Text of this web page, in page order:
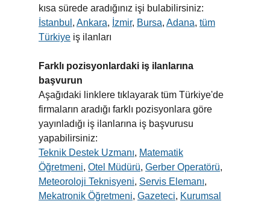
kısa sürede aradığınız işi bulabilirsiniz:
İstanbul , Ankara, İzmir, Bursa, Adana, tüm
Türkiye iş ilanları
Farklı pozisyonlardaki iş ilanlarına
başvurun
Aşağıdaki linklere tıklayarak tüm Türkiye'de
firmaların aradığı farklı pozisyonlara göre
yayınladığı iş ilanlarına iş başvurusu
yapabilirsiniz:
Teknik Destek Uzmanı, Matematik
Öğretmeni, Otel Müdürü, Gerber Operatörü,
Meteoroloji Teknisyeni, Servis Elemanı,
Mekatronik Öğretmeni, Gazeteci, Kurumsal